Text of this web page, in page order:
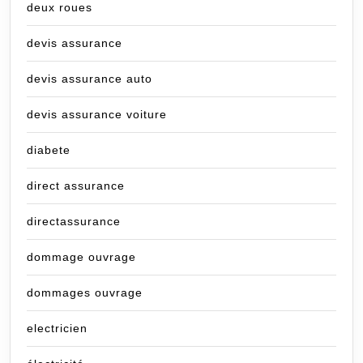
deux roues
devis assurance
devis assurance auto
devis assurance voiture
diabete
direct assurance
directassurance
dommage ouvrage
dommages ouvrage
electricien